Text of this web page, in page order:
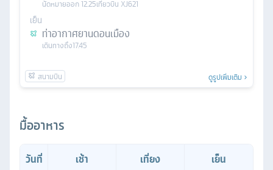
นัดหมายออก12.25เที่ยวบิน XJ621
เย็น
ท่าอากาศยานดอนเมือง
เดินทางถึง17.45
ดูรูปเพิ่มเติม
มื้ออาหาร
วันที่ เช้า เที่ยง
เย็น